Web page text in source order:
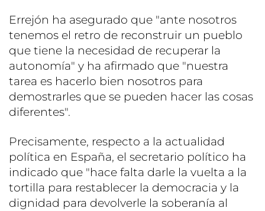
Errejón ha asegurado que "ante nosotros
tenemos el retro de reconstruir un pueblo
que tiene la necesidad de recuperar la
autonomía" y ha afirmado que "nuestra
tarea es hacerlo bien nosotros para
demostrarles que se pueden hacer las cosas
diferentes".
Precisamente, respecto a la actualidad
política en España, el secretario político ha
indicado que "hace falta darle la vuelta a la
tortilla para restablecer la democracia y la
dignidad para devolverle la soberanía al